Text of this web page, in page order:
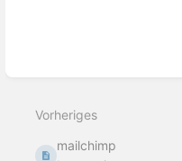
Vorheriges
mailchimp